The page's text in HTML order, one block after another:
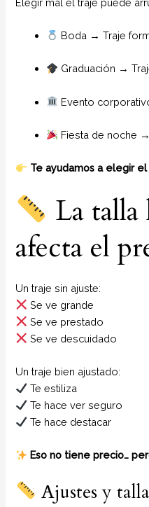
Boda → Traje
Graduación →
Evento
Fiesta de noche
Te ayudamos a elegir
La
afecta el
Un traje sin ajuste:
Se ve grande
Se ve prestado
Se ve descuidado
Un traje bien ajustado:
Te estiliza
Te hace ver seguro
Te hace destacar
Eso no tiene precio…
Ajustes y talla